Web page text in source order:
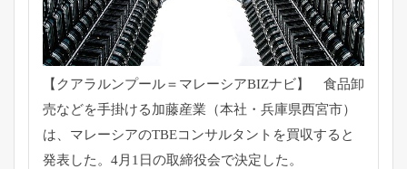
【クアラルンプール＝マレーシアBIZナビ】 食品卸
売などを手掛ける加藤産業（本社・兵庫県西宮市）
は、 マレーシアのTBEコンサルタントを買収すると
発表した。 4月1日の取締役会で決定した。